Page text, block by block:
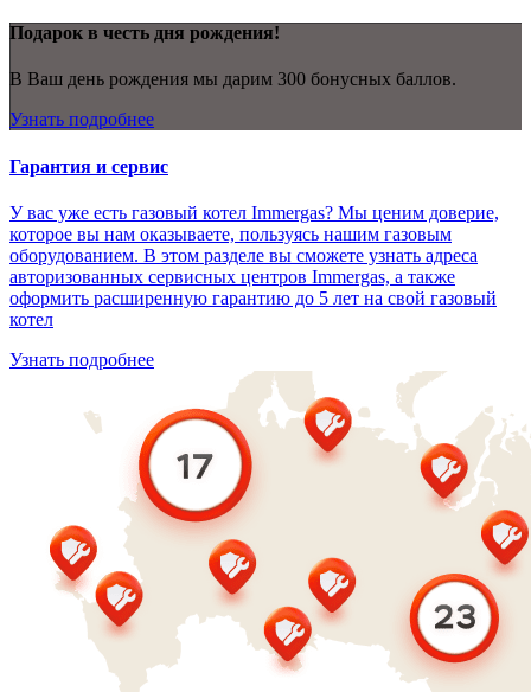
Подарок в честь дня рождения!
В Ваш день рождения мы дарим 300 бонусных баллов.
Узнать подробнее
Гарантия и сервис
У вас уже есть газовый котел Immergas? Мы ценим доверие,
которое вы нам оказываете, пользуясь нашим газовым
оборудованием. В этом разделе вы сможете узнать адреса
авторизованных сервисных центров Immergas, а также
оформить расширенную гарантию до 5 лет на свой газовый
котел
Узнать подробнее